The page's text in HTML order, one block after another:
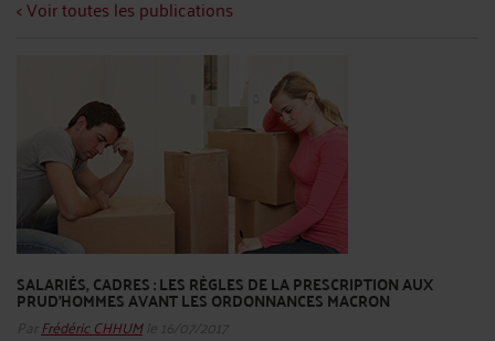
< Voir toutes les publications
SALARIÉS, CADRES : LES RÈGLES DE LA PRESCRIPTION AUX
PRUD’HOMMES AVANT LES ORDONNANCES MACRON
Par Frédéric CHHUMle 16/07/2017